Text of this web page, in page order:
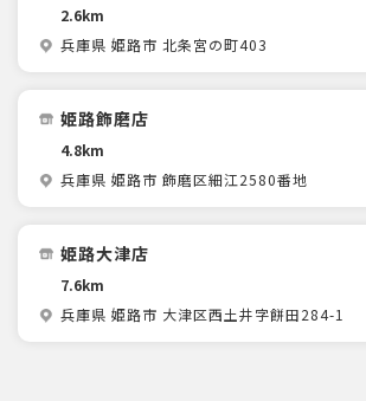
2.6km
兵庫県 姫路市 北条宮の町403
姫路飾磨店
4.8km
兵庫県 姫路市 飾磨区細江2580番地
姫路大津店
7.6km
兵庫県 姫路市 大津区西土井字餅田284-1